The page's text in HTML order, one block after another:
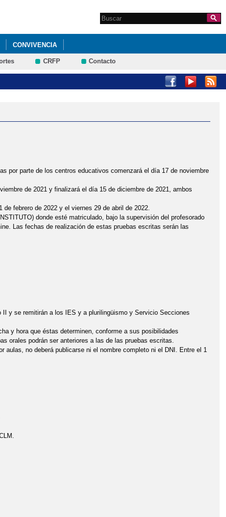
Formulario de
Search this site
CONVIVENCIA
DEL 26 DE ABRIL AL 10 DE MAYO
CRFP Contacto
por parte de los centros educativos comenzará el día 17 de noviembre
de 2021 y finalizará el día 15 de diciembre de 2021, ambos
febrero de 2022 y el viernes 29 de abril de 2022.
donde esté matriculado, bajo la supervisión del profesorado
Las fechas de realización de estas pruebas escritas serán las
y se remitirán a los IES y a plurilingüismo y Servicio Secciones
y hora que éstas determinen, conforme a sus posibilidades
orales podrán ser anteriores a las de las pruebas escritas.
aulas, no deberá publicarse ni el nombre completo ni el DNI. Entre el 1